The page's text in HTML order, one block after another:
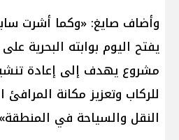
وأضاف صايغ: «وكما أشرت
يفتح اليوم بوابته البحرية
مشروع يهدف إلى إعادة
للركاب وتعزيز مكانة
النقل والسياحة في